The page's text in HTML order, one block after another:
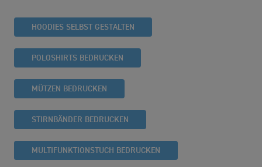
HOODIES SELBST GESTALTEN
POLOSHIRTS BEDRUCKEN
MÜTZEN BEDRUCKEN
STIRNBÄNDER BEDRUCKEN
MULTIFUNKTIONSTUCH BEDRUCKEN